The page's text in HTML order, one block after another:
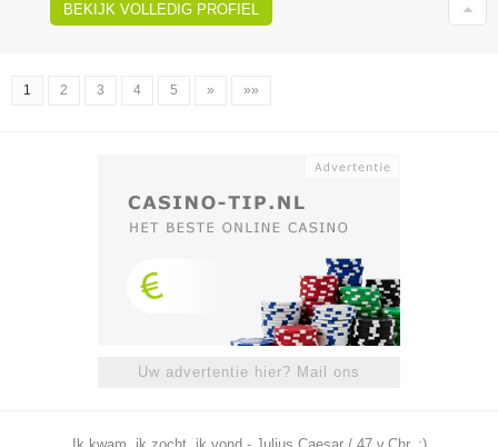
BEKIJK VOLLEDIG PROFIEL
1 2 3 4 5 » »»
Uw advertentie hier? Mail ons